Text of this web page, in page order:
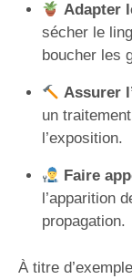
Adapter
sécher le
boucher les
Assurer
un
l’exposition.
Faire
l’apparition
propagation.
À titre